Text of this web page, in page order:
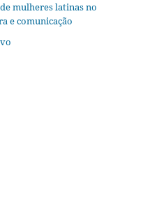
mulheres latinas no
e comunicação